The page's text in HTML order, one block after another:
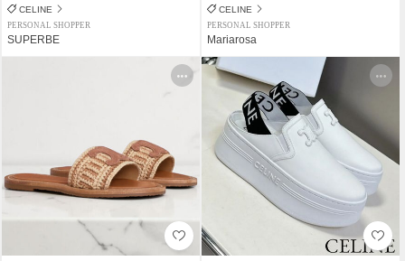
CELINE
PERSONAL SHOPPER
SUPERBE
CELINE
PERSONAL SHOPPER
Mariarosa